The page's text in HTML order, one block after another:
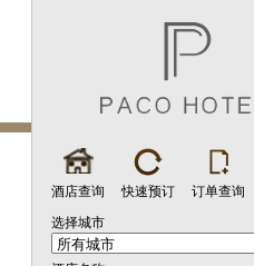
酒店查询 快速预订
订单查询
选择城市